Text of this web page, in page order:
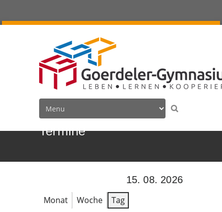
Termine
15. 08. 2026
Monat
Woche
Tag